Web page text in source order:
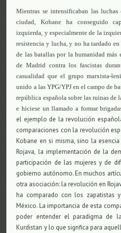
Mientras se intensificaban las
ciudad, Kobane ha conseguido
izquierda, y especialmente de la
resistencia y lucha, y no ha tardado
de las batallas por la humanidad más
de Madrid contra los fascistas
casualidad que el grupo marxista-
unido a las YPG/YPJ en el campo de
república española sobre las ruinas
e hiciese un llamado a formar
el ejemplo de la revolución
comparaciones con la revolución
Kobane en si misma, sino la
Rojava, la implementación de la
participación de las mujeres y de
gobierno autónomo. En muchos
otra asociación: la revolución en
ha comparado con los zapatistas
México. La importancia de esta
poder entender el paradigma de
Kurdistan y lo que signfica para